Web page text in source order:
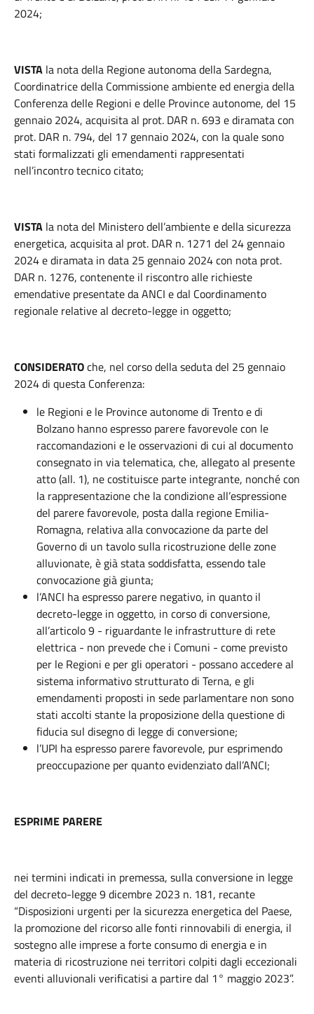
2024;
VISTA la nota della Regione autonoma della Sardegna,
Coordinatrice della Commissione ambiente ed energia della
Conferenza delle Regioni e delle Province autonome, del 15
gennaio 2024, acquisita al prot. DAR n. 693 e diramata con
prot. DAR n. 794, del 17 gennaio 2024, con la quale sono
stati formalizzati gli emendamenti rappresentati
nell’incontro tecnico citato;
VISTA la nota del Ministero dell’ambiente e della sicurezza
energetica, acquisita al prot. DAR n. 1271 del 24 gennaio
2024 e diramata in data 25 gennaio 2024 con nota prot.
DAR n. 1276, contenente il riscontro alle richieste
emendative presentate da ANCI e dal Coordinamento
regionale relative al decreto-legge in oggetto;
CONSIDERATOche, nel corso della seduta del 25 gennaio
2024 di questa Conferenza:
le Regioni e le Province autonome di Trento e di
Bolzano hanno espresso parere favorevole con le
raccomandazioni e le osservazioni di cui al documento
consegnato in via telematica, che, allegato al presente
atto (all. 1), ne costituisce parte integrante, nonché con
la rappresentazione che la condizione all’espressione
del parere favorevole, posta dalla regione Emilia-
Romagna, relativa alla convocazione da parte del
Governo di un tavolo sulla ricostruzione delle zone
alluvionate, è già stata soddisfatta, essendo tale
convocazione già giunta;
l’ANCI ha espresso parere negativo, in quanto il
decreto-legge in oggetto, in corso di conversione,
all’articolo 9 - riguardante le infrastrutture di rete
elettrica - non prevede che i Comuni - come previsto
per le Regioni e per gli operatori - possano accedere al
sistema informativo strutturato di Terna, e gli
emendamenti proposti in sede parlamentare non sono
stati accolti stante la proposizione della questione di
fiducia sul disegno di legge di conversione;
l’UPI ha espresso parere favorevole, pur esprimendo
preoccupazione per quanto evidenziato dall’ANCI;
ESPRIME PARERE
nei termini indicati in premessa, sulla conversione in legge
del decreto-legge 9 dicembre 2023 n. 181, recante
“Disposizioni urgenti per la sicurezza energetica del Paese,
la promozione del ricorso alle fonti rinnovabili di energia, il
sostegno alle imprese a forte consumo di energia e in
materia di ricostruzione nei territori colpiti dagli eccezionali
eventi alluvionali verificatisi a partire dal 1° maggio 2023”.